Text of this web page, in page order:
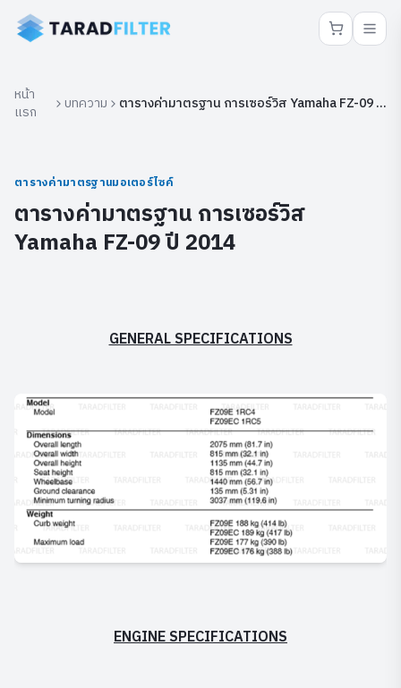
หน้า
แรก
บทความ
ตารางค่ามาตรฐาน การเซอร์วิส Yamaha FZ-09 ปี
ตารางค่ามาตรฐานมอเตอร์ไซค์
ตารางค่ามาตรฐาน การเซอร์วิส
Yamaha FZ-09 ปี 2014
GENERAL SPECIFICATIONS
ENGINE SPECIFICATIONS